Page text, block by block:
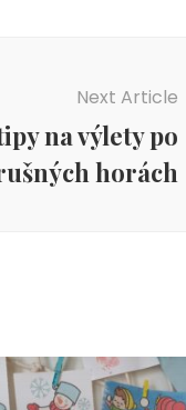
Next Article
na výlety po
horách